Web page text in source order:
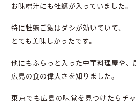
お味噌汁にも牡蠣が入っていました。
特に牡蠣ご飯はダシが効いていて、
とても美味しかったです。
他にもふらっと入った中華料理屋や、
広島の食の偉大さを知りました。
東京でも広島の味覚を見つけたらチ